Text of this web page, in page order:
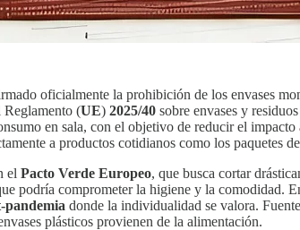
oficialmente la prohibición de los envases
Reglamento (UE) 2025/40 sobre envases y
en sala, con el objetivo de reducir el
a productos cotidianos como los paquetes de
el Pacto Verde Europeo, que busca cortar
podría comprometer la higiene y la comodidad.
pandemia donde la individualidad se valora.
plásticos provienen de la alimentación.